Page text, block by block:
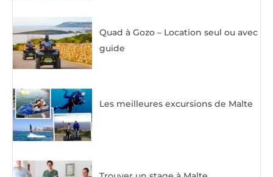
Quad à Gozo – Location seul ou avec
guide
Les meilleures excursions de Malte